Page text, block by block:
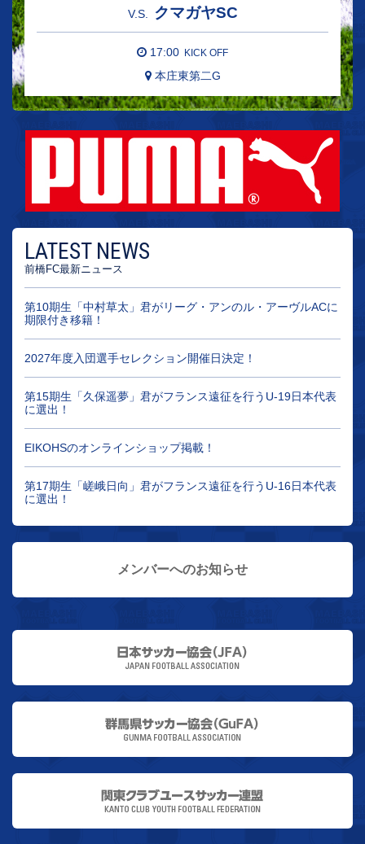
V.S. クマガヤSC
17:00 KICK OFF
本庄東第二G
LATEST NEWS
前橋FC最新ニュース
第10期生「中村草太」君がリーグ・アンのル・アーヴルACに
期限付き移籍！
2027年度入団選手セレクション開催日決定！
第15期生「久保遥夢」君がフランス遠征を行うU-19日本代表
に選出！
EIKOHSのオンラインショップ掲載！
第17期生「嵯峨日向」君がフランス遠征を行うU-16日本代表
に選出！
メンバーへのお知らせ